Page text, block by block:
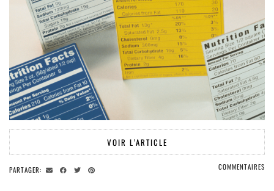
VOIR L’ARTICLE
PARTAGER: COMMENTAIRES